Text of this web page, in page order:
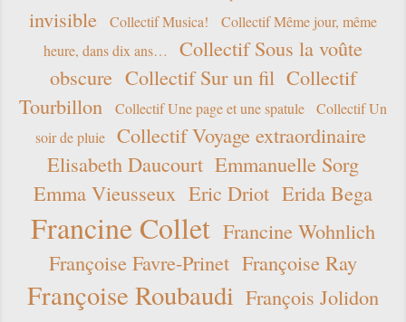
invisible
Collectif Musica!
Collectif Même jour, même
heure, dans dix ans…
Collectif Sous la voûte
obscure Collectif Sur un fil Collectif
Tourbillon
Collectif Une page et une spatule
Collectif Un
soir de pluie
Collectif Voyage extraordinaire
Elisabeth Daucourt Emmanuelle Sorg
Emma Vieusseux Eric Driot Erida Bega
Francine Collet Francine Wohnlich
Françoise Favre-Prinet Françoise Ray
Françoise Roubaudi François Jolidon